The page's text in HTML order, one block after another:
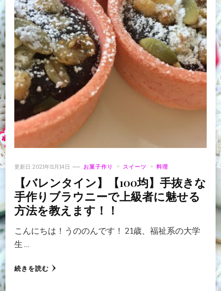
更新日:2021年11月14日 お菓子作り スイーツ 料理
【バレンタイン】【100均】手抜きな
手作りブラウニーで上級者に魅せる
方法を教えます！！
こんにちは！うののんです！ 21歳、福祉系の大学
生 …
続きを読む